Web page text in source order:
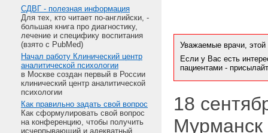
CДВГ - полезная информация
Для тех, кто читает по-английски, -
большая книга про диагностику,
лечение и специфику воспитания
(взято c PubMed)
Начал работу Клинический центр
аналитической психологии
в Москве создан первый в России
клинический центр аналитической
психологии
Как правильно задать свой вопрос
Как сформулировать свой вопрос
на конференцию, чтобы получить
исчерпывающий и адекватный
Уважаемые врачи, этой
Если у Вас есть
пациентами -
18
Мурманск